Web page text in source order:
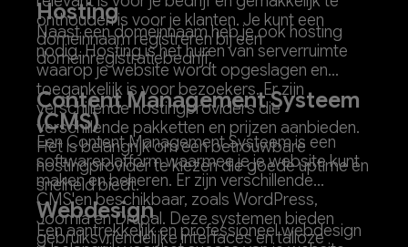
onthouden is voor je klanten. Je kunt een
domeinnaam registreren bij een
domeinregistratiebedrijf.
Hosting
Naast een domeinnaam heb je ook hosting
nodig. Hosting is het huren van serverruimte
waarop je website wordt opgeslagen en
toegankelijk is voor bezoekers. Er zijn
verschillende hostingproviders die
verschillende pakketten en prijzen aanbieden.
Het is belangrijk om een betrouwbare
hostingprovider te kiezen die goede uptime en
snelheid biedt.
Content Management Systeem
(CMS)
Een Content Management Systeem is een
softwareplatform waarmee je je website kunt
maken en beheren. Er zijn verschillende
CMS'en beschikbaar, zoals WordPress,
Joomla en Drupal. Deze systemen bieden
gebruiksvriendelijke interfaces en talloze
Webdesign
Een aantrekkelijk en professioneel webdesign